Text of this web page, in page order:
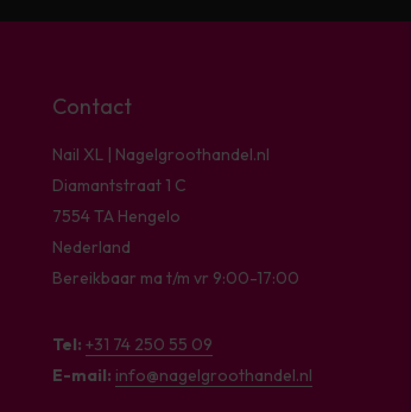
Contact
Nail XL | Nagelgroothandel.nl
Diamantstraat 1 C
7554 TA Hengelo
Nederland
Bereikbaar ma t/m vr 9:00-17:00
Tel: +31 74 250 55 09
E-mail: info@nagelgroothandel.nl